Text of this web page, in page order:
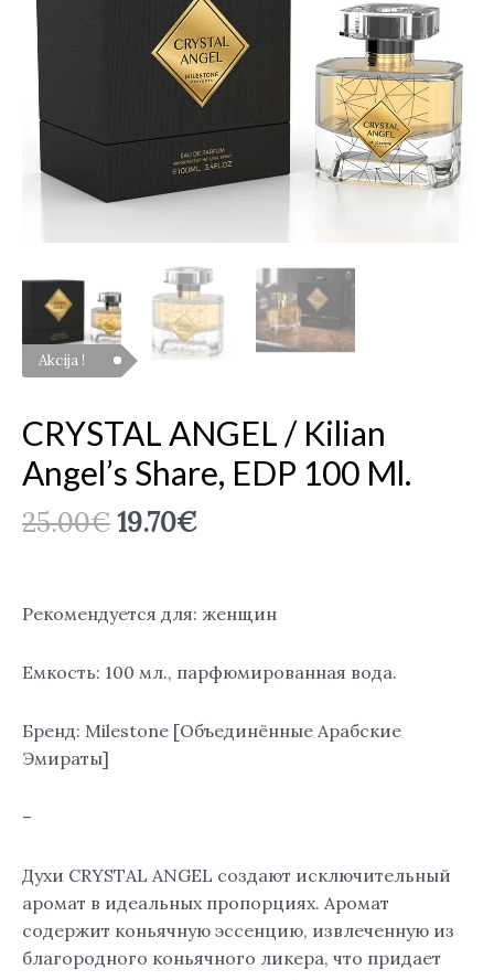
Akcija !
CRYSTAL ANGEL / Kilian
Angel’s Share, EDP 100 Ml.
25.00€19.70€
Рекомендуется для: женщин
Емкость: 100 мл., парфюмированная вода.
Бренд: Milestone [Объединённые Арабские
Эмираты]
–
Духи CRYSTAL ANGEL создают исключительный
аромат в идеальных пропорциях. Аромат
содержит коньячную эссенцию, извлеченную из
благородного коньячного ликера, что придает
Angel's
Share,
EDP
100
ml.